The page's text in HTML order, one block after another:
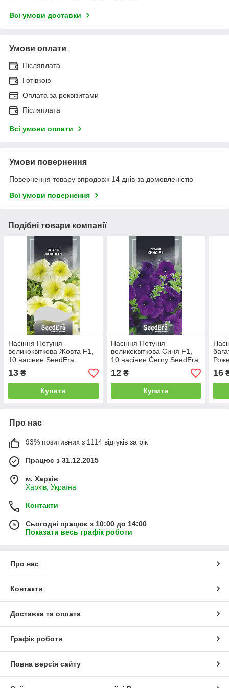
Всі умови доставки
Умови оплати
Післяплата
Готівкою
Оплата за реквізитами
Післяплата
Всі умови оплати
Умови повернення
Повернення товару впродовж 14 днів за домовленістю
Всі умови повернення
Подібні товари компанії
Насіння Петунія
великоквіткова Жовта F1,
10 насінин SeedEra
13 ₴
Купити
Насіння Петунія
великоквіткова Синя F1,
10 насінин Černy SeedEra
12₴
Купити
16
Про нас
93% позитивних з 1114 відгуків за рік
Працює з 31.12.2015
м. Харків
Харків, Україна
Контакти
Сьогодні працює з 10:00 до 14:00
Показати весь графік роботи
Про нас
Контакти
Доставка та оплата
Графік роботи
Повна версія сайту